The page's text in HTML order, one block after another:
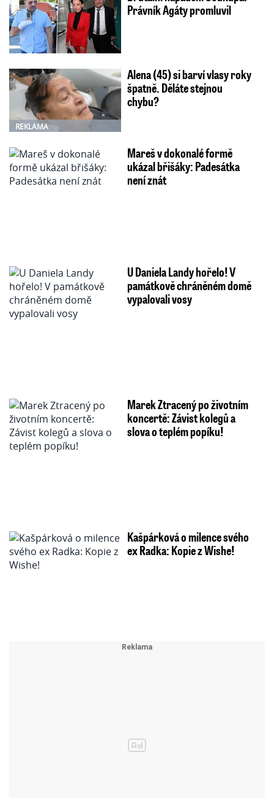
Právník Agáty promluvil
REKLAMA
Alena (45) si barví vlasy roky
špatně. Děláte stejnou
chybu?
Mareš v dokonalé formě
ukázal břišáky: Padesátka
není znát
U Daniela Landy hořelo! V
památkově chráněném domě
vypalovali vosy
Marek Ztracený po životním
koncertě: Závist kolegů a
slova o teplém popíku!
Kašpárková o milence svého
ex Radka: Kopie z Wishe!